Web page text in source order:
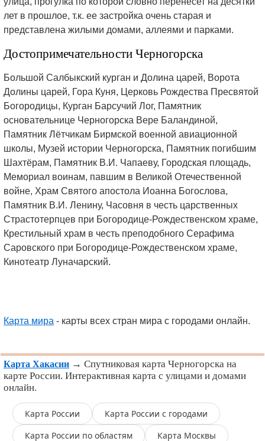
лет в прошлое, т.к. ее застройка очень старая и
представлена жилыми домами, аллеями и парками.
Достопримечательности Черногорска
Большой Салбыкский курган и Долина царей, Ворота
Долины царей, Гора Куня, Церковь Рождества Пресвятой
Богородицы, Курган Барсучий Лог, Памятник
основательнице Черногорска Вере Баландиной,
Памятник Лётчикам Бирмской военной авиационной
школы, Музей истории Черногорска, Памятник погибшим
Шахтёрам, Памятник В.И. Чапаеву, Городская площадь,
Мемориал воинам, павшим в Великой Отечественной
войне, Храм Святого апостола Иоанна Богослова,
Памятник В.И. Ленину, Часовня в честь царственных
Страстотерпцев при Богородице-Рождественском храме,
Крестильный храм в честь преподобного Серафима
Саровского при Богородице-Рождественском храме,
Кинотеатр Луначарский.
Карта мира - карты всех стран мира с городами онлайн.
Карта Хакасии → Спутниковая карта Черногорска на
карте России. Интерактивная карта с улицами и домами
онлайн.
Карта России
Карта России с городами
Карта России по областям
Карта Москвы